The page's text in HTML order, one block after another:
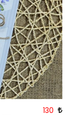
130